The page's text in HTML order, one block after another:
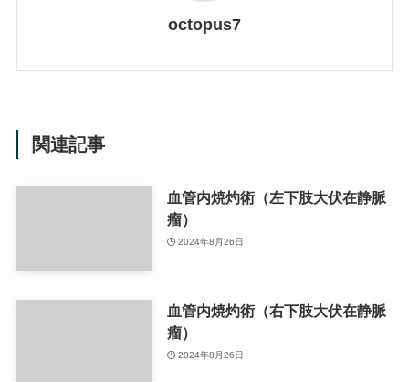
octopus7
関連記事
血管内焼灼術（左下肢大伏在静脈
瘤）
2024年8月26日
血管内焼灼術（右下肢大伏在静脈
瘤）
2024年8月26日